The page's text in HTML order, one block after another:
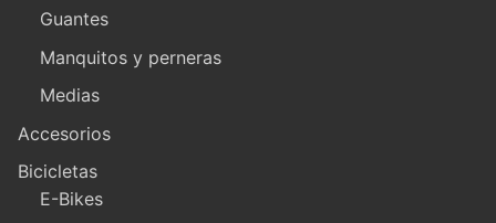
Guantes
Manquitos y perneras
Medias
Accesorios
Bicicletas
E-Bikes